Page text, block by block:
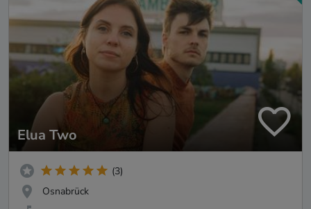
Elua Two
(3)
Osnabrück